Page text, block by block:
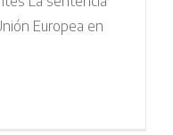
Europea en